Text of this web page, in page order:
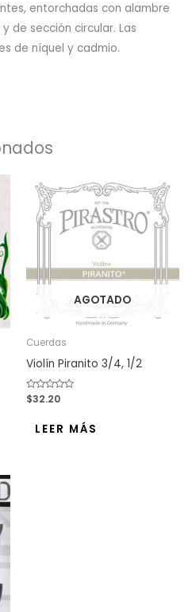
entorchadas con alambre
de sección circular. Las
de níquel y cadmio.
AGOTADO
Cuerdas
Violín Piranito 3/4, 1/2
Valorado
con
$32.20
LEER MÁS